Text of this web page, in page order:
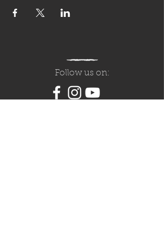
Follow us on: